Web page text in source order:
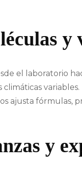
el laboratorio
ajusta
y